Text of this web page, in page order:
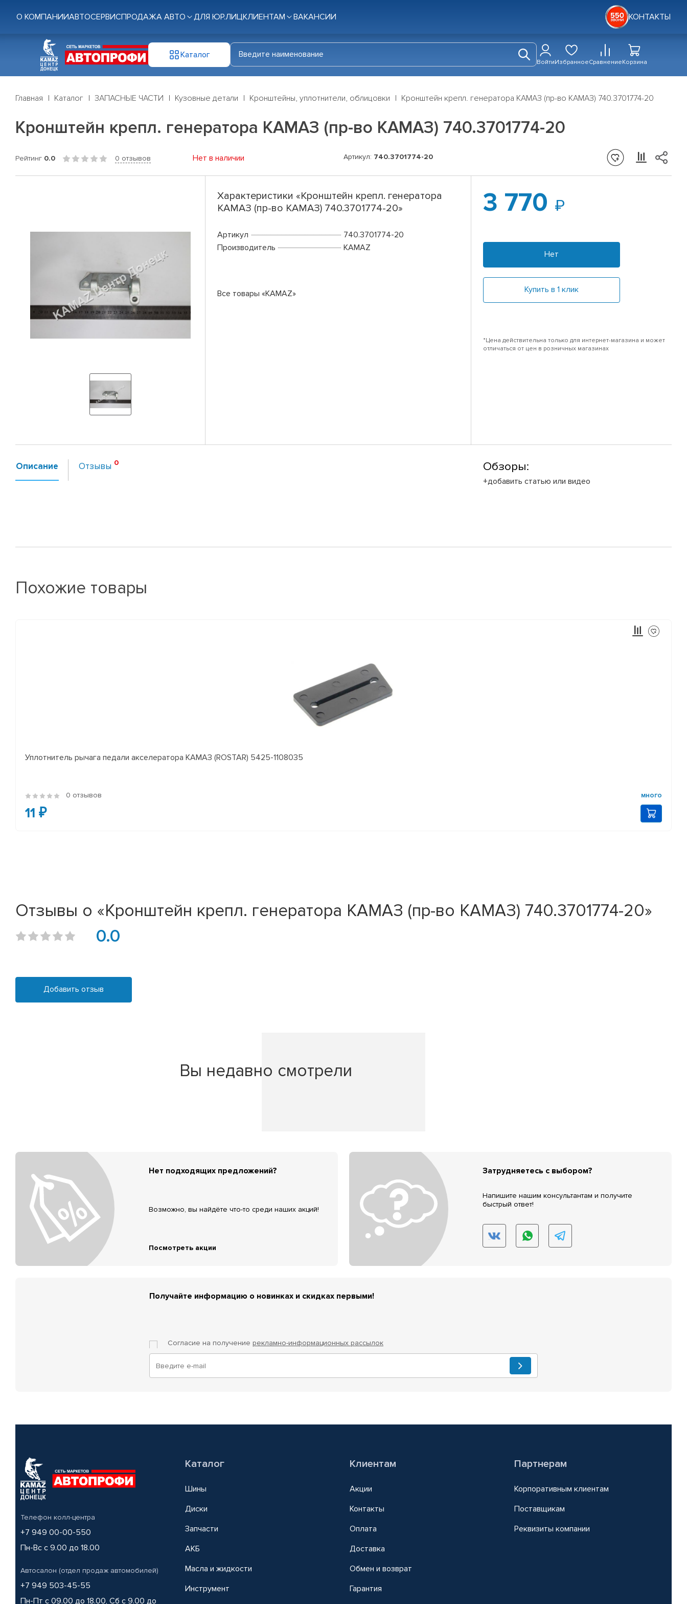
О КОМПАНИИАВТОСЕРВИСПРОДАЖА АВТО ДЛЯ ЮР.ЛИЦКЛИЕНТАМ ВАКАНСИИ КОНТАКТЫ
Каталог
ВойтиИзбранноеСравнениеКорзина
Главная Каталог ЗАПАСНЫЕ ЧАСТИ Кузовные детали Кронштейны, уплотнители, облицовки Кронштейн крепл. генератора КАМАЗ (пр-во КАМАЗ) 740.3701774-20
Кронштейн крепл. генератора КАМАЗ (пр-во КАМАЗ) 740.3701774-20
Рейтинг 0.0 0 отзывов Нет в наличии Артикул: 740.3701774-20
Характеристики «Кронштейн крепл. генератора
КАМАЗ (пр-во КАМАЗ) 740.3701774-20»
Артикул
740.3701774-20
Производитель
KAMAZ
Все товары «KAMAZ»
3 770
Нет
Купить в 1 клик
*Цена действительна только для интернет-магазина и может
отличаться от цен в розничных магазинах
Описание Отзывы Обзоры:
+добавить статью или видео
Похожие товары
Уплотнитель рычага педали акселератора КАМАЗ (ROSTAR) 5425-1108035
0 отзывов много
11 ₽
Отзывы о «Кронштейн крепл. генератора КАМАЗ (пр-во КАМАЗ) 740.3701774-20»
0.0
Добавить отзыв
Вы недавно смотрели
Нет подходящих предложений?
Возможно, вы найдёте что-то среди наших акций!
Посмотреть акции
Затрудняетесь с выбором?
Напишите нашим консультантам и получите
быстрый ответ!
Получайте информацию о новинках и скидках первыми!
Согласие на получение рекламно-информационных рассылок
Телефон колл-центра
+7 949 00-00-550
Пн-Вс с 9.00 до 18.00
Автосалон (отдел продаж автомобилей)
+7 949 503-45-55
Пн-Пт с 09.00 до 18.00, Сб с 9.00 до
Каталог
Шины
Диски
Запчасти
АКБ
Масла и жидкости
Инструмент
Клиентам
Акции
Контакты
Оплата
Доставка
Обмен и возврат
Гарантия
Партнерам
Корпоративным клиентам
Поставщикам
Реквизиты компании